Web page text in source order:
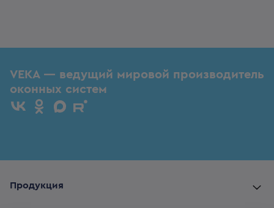
VEKA — ведущий мировой производитель
оконных систем
Продукция